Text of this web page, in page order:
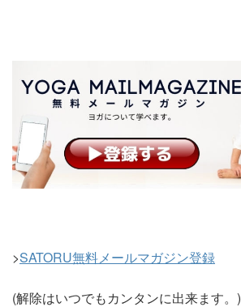
>SATORU無料メールマガジン登録
(解除はいつでもカンタンに出来ます。)